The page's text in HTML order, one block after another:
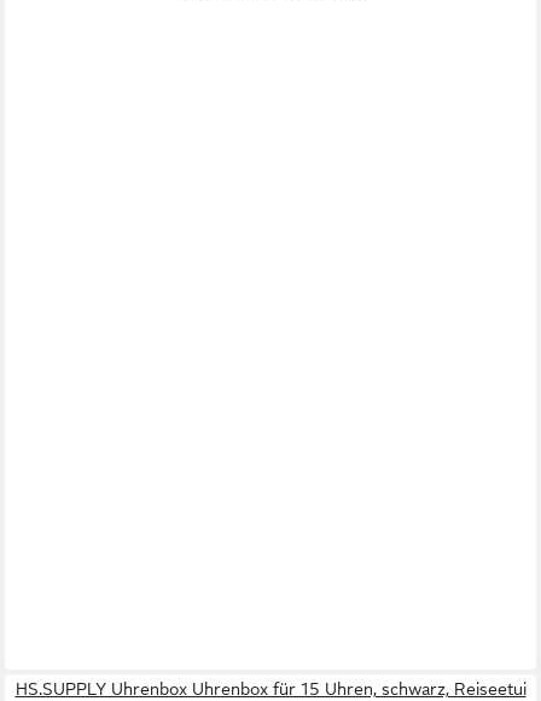
HS.SUPPLY Uhrenbox Uhrenbox für 15 Uhren, schwarz, Reiseetui